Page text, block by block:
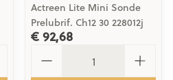
Actreen Lite Mini Sonde
Prelubrif. Ch12 30 228012j
€ 92,68